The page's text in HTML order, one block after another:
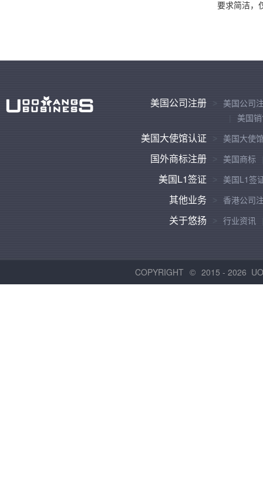
要求简洁，
美国公司注册
美国公司
美国
美国大使馆认证 美国大使
国外商标注册 美国商标
美国L1签证 美国L1签
其他业务 香港公司
关于悠扬 行业资讯
COPYRIGHT © 2015 - 2026